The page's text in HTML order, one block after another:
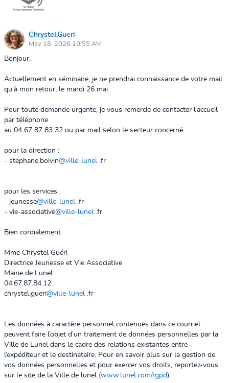
Chrystel.Gueri
May 18, 2026 10:55 AM
Bonjour,
Actuellement en séminaire, je ne prendrai connaissance de votre mail
qu'à mon retour, le mardi 26 mai
Pour toute demande urgente, je vous remercie de contacter l'accueil
par téléphone
au 04 67 87 83 32 ou par mail selon le secteur concerné
pour la direction :
- stephane.boivin@ville-lunel .fr
pour les services :
- jeunesse@ville-lunel .fr
- vie-associative@ville-lunel .fr
Bien cordialement
Mme Chrystel Guéri
Directrice Jeunesse et Vie Associative
Mairie de Lunel
04.67.87.84.12
chrystel.gueri@ville-lunel .fr
Les données à caractère personnel contenues dans ce courriel
peuvent faire l’objet d’un traitement de données personnelles par la
Ville de Lunel dans le cadre des relations existantes entre
l’expéditeur et le destinataire. Pour en savoir plus sur la gestion de
vos données personnelles et pour exercer vos droits, reportez-vous
sur le site de la Ville de lunel (www.lunel.com/rgpd)